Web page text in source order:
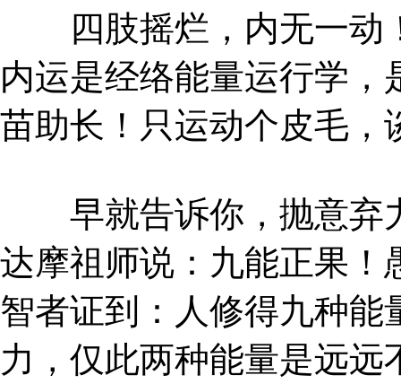
四肢摇烂，内无一动
内运是经络能量运行学
苗助长！只运动个皮毛，
早就告诉你，抛意弃
达摩祖师说：九能正果！
智者证到：人修得九种能
力，仅此两种能量是远远